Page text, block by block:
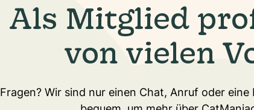
Als Mitglied
von vielen
Fragen? Wir sind nur einen Chat, Anruf oder